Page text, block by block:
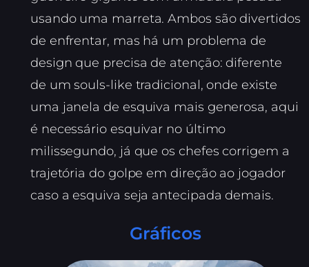
usando uma marreta. Ambos são divertidos
de enfrentar, mas há um problema de
design que precisa de atenção: diferente
de um souls-like tradicional, onde existe
uma janela de esquiva mais generosa, aqui
é necessário esquivar no último
milissegundo, já que os chefes corrigem a
trajetória do golpe em direção ao jogador
caso a esquiva seja antecipada demais.
Gráficos